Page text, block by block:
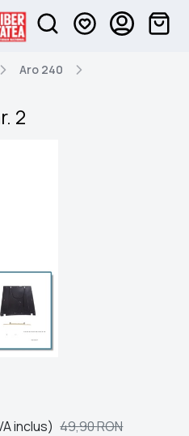
Aro 240
2
inclus) 49,90RON